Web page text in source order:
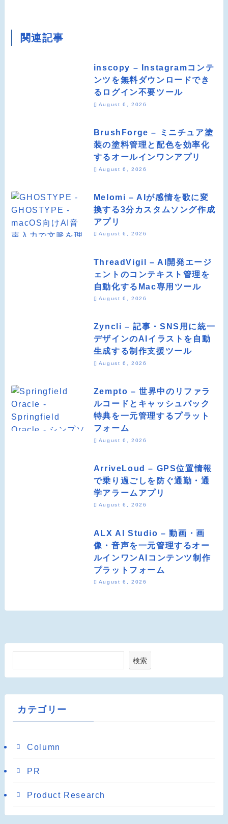
関連記事
inscopy – Instagramコンテ
ンツを無料ダウンロードでき
るログイン不要ツール
August 6, 2026
BrushForge – ミニチュア塗
装の塗料管理と配色を効率化
するオールインワンアプリ
August 6, 2026
Melomi – AIが感情を歌に変
換する3分カスタムソング作成
アプリ
August 6, 2026
ThreadVigil – AI開発エージ
ェントのコンテキスト管理を
自動化するMac専用ツール
August 6, 2026
Zyncli – 記事・SNS用に統一
デザインのAIイラストを自動
生成する制作支援ツール
August 6, 2026
Zempto – 世界中のリファラ
ルコードとキャッシュバック
特典を一元管理するプラット
フォーム
August 6, 2026
ArriveLoud – GPS位置情報
で乗り過ごしを防ぐ通勤・通
学アラームアプリ
August 6, 2026
ALX AI Studio – 動画・画
像・音声を一元管理するオー
ルインワンAIコンテンツ制作
プラットフォーム
August 6, 2026
検索
カテゴリー
Column
PR
Product Research